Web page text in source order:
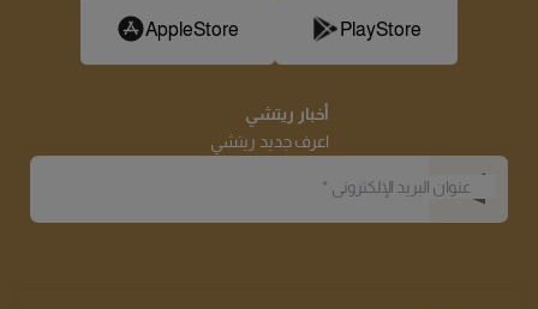
PlayStore
AppleStore
أخبار ريتشي
اعرف جديد ريتشي
عنوان البريد الإلكتروني *